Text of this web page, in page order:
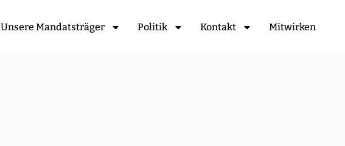
Unsere Mandatsträger Politik Kontakt Mitwirken